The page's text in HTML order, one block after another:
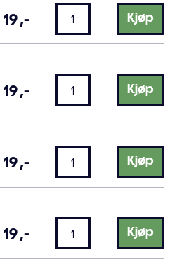
19,- Kjøp
19,- Kjøp
19,- Kjøp
19,- Kjøp